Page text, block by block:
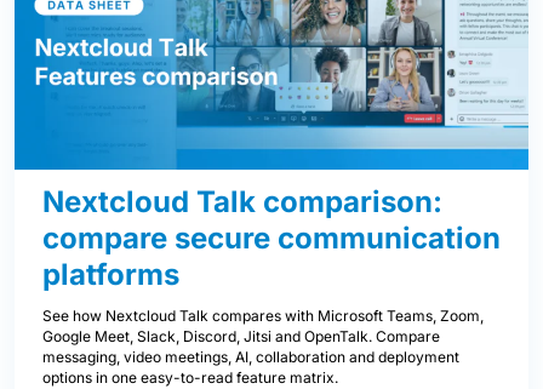
Nextcloud Talk comparison:
compare secure communication
platforms
See how Nextcloud Talk compares with Microsoft Teams, Zoom,
Google Meet, Slack, Discord, Jitsi and OpenTalk. Compare
messaging, video meetings, AI, collaboration and deployment
options in one easy-to-read feature matrix.